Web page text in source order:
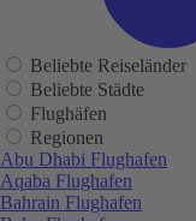
Beliebte Reiseländer
Beliebte Städte
Flughäfen
Regionen
Abu Dhabi Flughafen
Aqaba Flughafen
Bahrain Flughafen